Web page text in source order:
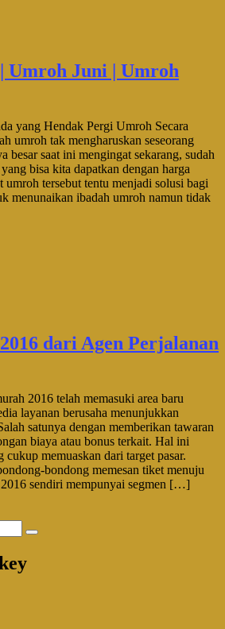
Umroh Juni | Umroh
yang Hendak Pergi Umroh Secara
umroh tak mengharuskan seseorang
besar saat ini mengingat sekarang, sudah
bisa kita dapatkan dengan harga
umroh tersebut tentu menjadi solusi bagi
menunaikan ibadah umroh namun tidak
dari Agen Perjalanan
2016 telah memasuki area baru
layanan berusaha menunjukkan
satunya dengan memberikan tawaran
biaya atau bonus terkait. Hal ini
memuaskan dari target pasar.
bondong memesan tiket menuju
sendiri mempunyai segmen […]